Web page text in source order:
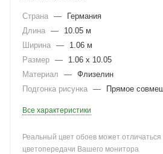
Страна —
Германия
Длина —
10.05 м
Ширина —
1.06 м
Размер —
1.06 x 10.05
Материал
— Флизелин
Подгонка рисунка — Прямое
Все характеристики
Реальный цвет обоев может отличаться
цветопередачи Вашего монитора